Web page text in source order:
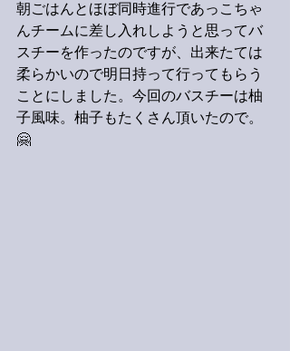
朝ごはんとほぼ同時進行であっこちゃ
んチームに差し入れしようと思ってバ
スチーを作ったのですが、出来たては
柔らかいので明日持って行ってもらう
ことにしました。今回のバスチーは柚
子風味。柚子もたくさん頂いたので。
🤗